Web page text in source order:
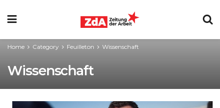
Home Category Feuilleton Wissenschaft
Wissenschaft